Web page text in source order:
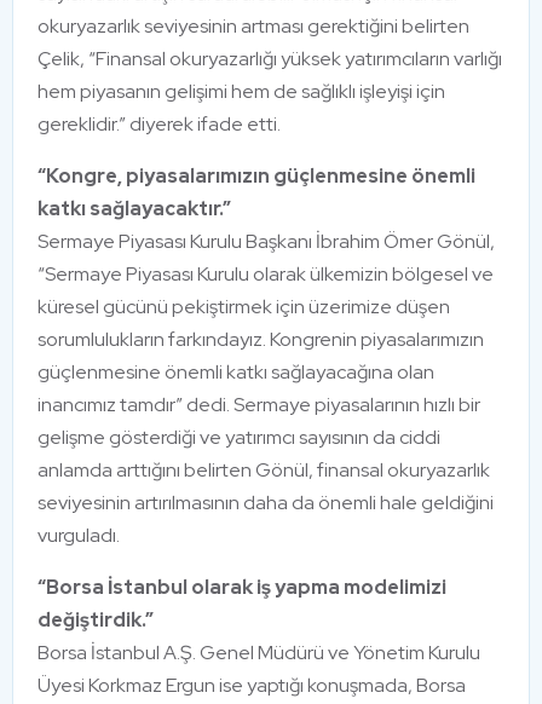
okuryazarlık seviyesinin artması gerektiğini belirten
Çelik, “Finansal okuryazarlığı yüksek yatırımcıların varlığı
hem piyasanın gelişimi hem de sağlıklı işleyişi için
gereklidir.” diyerek ifade etti.
“Kongre, piyasalarımızın güçlenmesine önemli
katkı sağlayacaktır.”
Sermaye Piyasası Kurulu Başkanı İbrahim Ömer Gönül,
“Sermaye Piyasası Kurulu olarak ülkemizin bölgesel ve
küresel gücünü pekiştirmek için üzerimize düşen
sorumlulukların farkındayız. Kongrenin piyasalarımızın
güçlenmesine önemli katkı sağlayacağına olan
inancımız tamdır” dedi. Sermaye piyasalarının hızlı bir
gelişme gösterdiği ve yatırımcı sayısının da ciddi
anlamda arttığını belirten Gönül, finansal okuryazarlık
seviyesinin artırılmasının daha da önemli hale geldiğini
vurguladı.
“Borsa İstanbul olarak iş yapma modelimizi
değiştirdik.”
Borsa İstanbul A.Ş. Genel Müdürü ve Yönetim Kurulu
Üyesi Korkmaz Ergun ise yaptığı konuşmada, Borsa